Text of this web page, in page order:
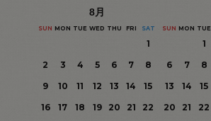
8月
SUN MON TUE WED THU FRI SAT
1
2
3 4 5 6 7
8
9
10 11 12 13 14
15
16
17 18 19 20 21
22
SUN MON TUE
1
6
7 8
13
14 15
20
21 22